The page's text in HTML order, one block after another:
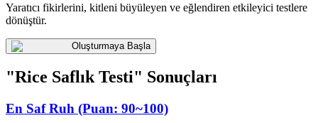
Yaratıcı fikirlerini, kitleni büyüleyen ve eğlendiren etkileyici testlere
dönüştür.
Oluşturmaya Başla
"Rice Saflık Testi" Sonuçları
En Saf Ruh (Puan: 90~100)